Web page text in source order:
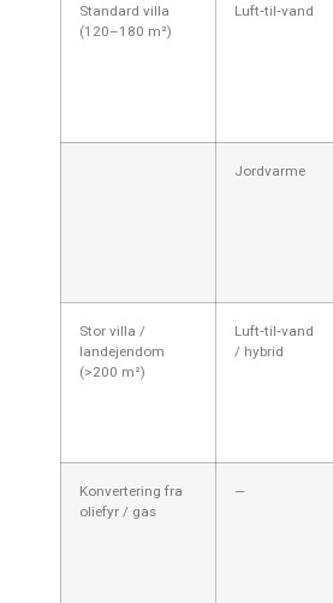
Standard villa
(120–180 m²)
Luft‑til‑vand
Jordvarme
Stor villa /
landejendom
(>200 m²)
Luft‑til‑vand
/ hybrid
Konvertering fra
oliefyr / gas
—